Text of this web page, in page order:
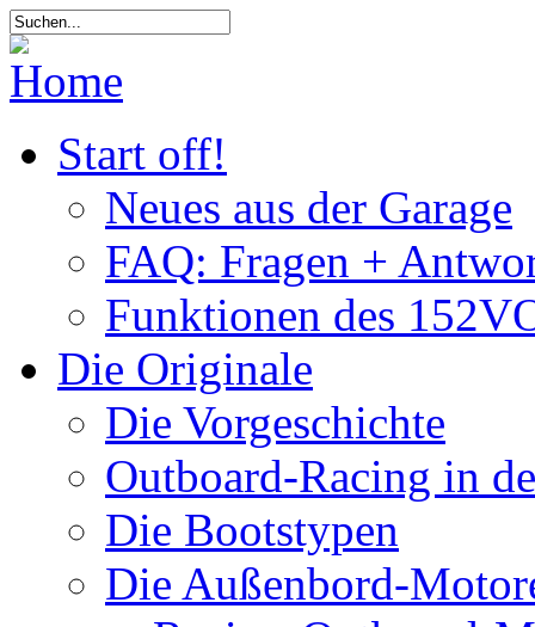
Start off!
Neues aus der Garage
FAQ: Fragen +
Funktionen des
Die Originale
Die Vorgeschichte
Outboard-Racing in
Die Bootstypen
Die Außenbord-